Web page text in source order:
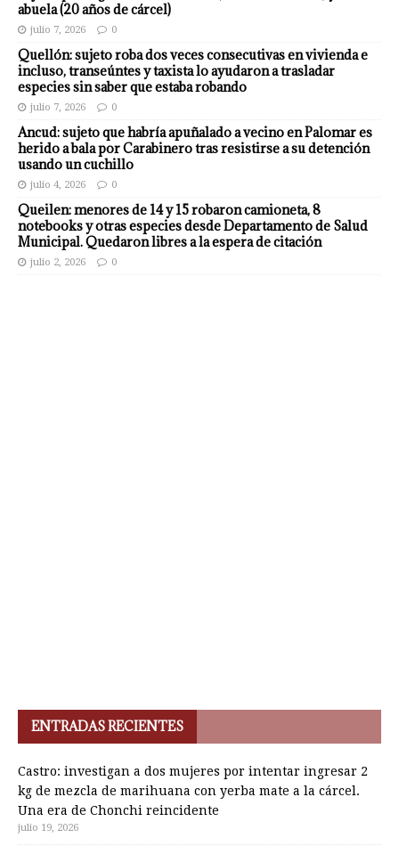
abuela (20 años de cárcel)
julio 7, 2026 0
Quellón: sujeto roba dos veces consecutivas en vivienda e
incluso, transeúntes y taxista lo ayudaron a trasladar
especies sin saber que estaba robando
julio 7, 2026 0
Ancud: sujeto que habría apuñalado a vecino en Palomar es
herido a bala por Carabinero tras resistirse a su detención
usando un cuchillo
julio 4, 2026 0
Queilen: menores de 14 y 15 robaron camioneta, 8
notebooks y otras especies desde Departamento de Salud
Municipal. Quedaron libres a la espera de citación
julio 2, 2026 0
ENTRADAS RECIENTES
Castro: investigan a dos mujeres por intentar ingresar 2
kg de mezcla de marihuana con yerba mate a la cárcel.
Una era de Chonchi reincidente
julio 19, 2026